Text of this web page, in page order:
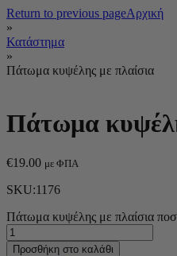
Return to previous pageΑρχική
»
Κατάστημα
»
Πάτωμα κυψέλης με πλαίσια
Πάτωμα
€19.00 με ΦΠΑ
SKU:1176
Πάτωμα κυψέλης με πλαίσια
Προσθήκη στο καλάθι